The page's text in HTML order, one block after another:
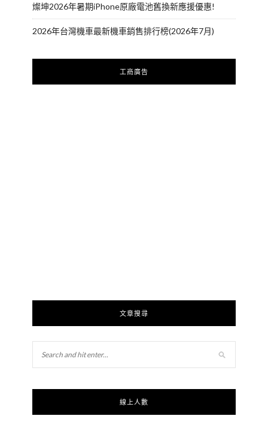
燦坤2026年暑期iPhone原廠電池舊換新應援優惠!
2026年台灣機車最新機車銷售排行榜(2026年7月)
工商廣告
文章搜尋
線上人數